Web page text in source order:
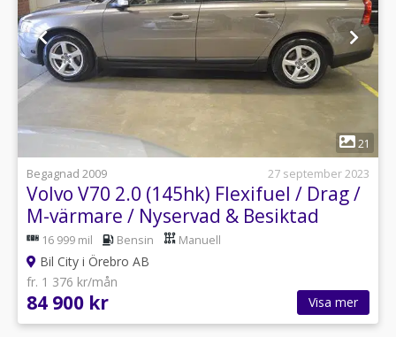
21
Begagnad 2009
27 september 2023
Volvo V70 2.0 (145hk) Flexifuel / Drag /
M-värmare / Nyservad & Besiktad
16 999 mil Bensin Manuell
Bil City i Örebro AB
fr. 1 376 kr/mån
84 900 kr Visa mer